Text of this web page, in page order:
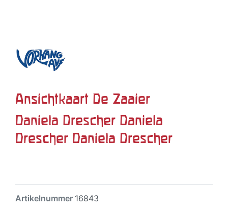
Ansichtkaart De Zaaier
Daniela Drescher Daniela
Drescher Daniela Drescher
Artikelnummer 16843